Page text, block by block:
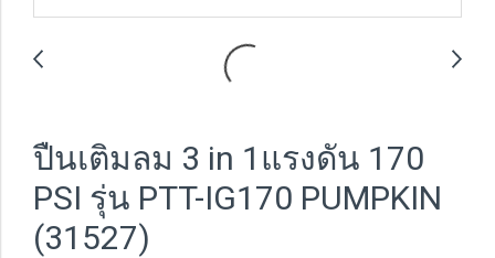
ปืนเติมลม 3 in 1แรงดัน 170
PSI รุ่น PTT-IG170 PUMPKIN
(31527)